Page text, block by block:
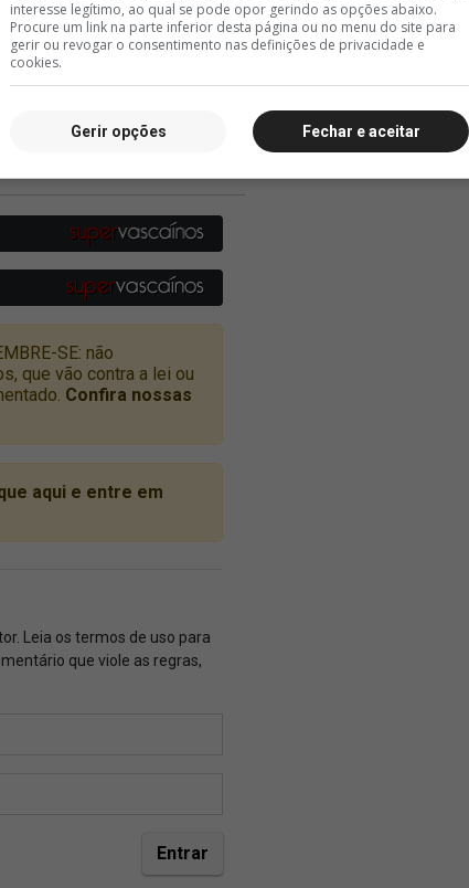
interesse legítimo, ao qual se pode opor gerindo as opções abaixo.
Procure um link na parte inferior desta página ou no menu do site para
gerir ou revogar o consentimento nas definições de privacidade e
cookies.
Fechar e aceitar
Gerir opções